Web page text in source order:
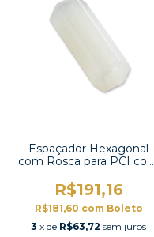
Espaçador Hexagonal
com Rosca para PCI com
R$191,16
R$181,60 com Boleto
3 x de R$63,72 sem juros